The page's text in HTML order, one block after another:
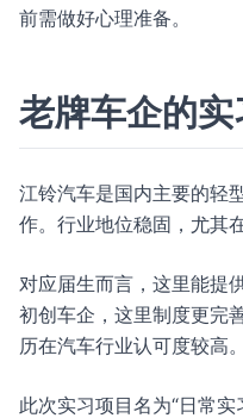
前需做好心理准备。
老牌车企的
江铃汽车是国内主要的轻
作。行业地位稳固，尤其
对应届生而言，这里能提
初创车企，这里制度更完
历在汽车行业认可度较高。
此次实习项目名为“日常